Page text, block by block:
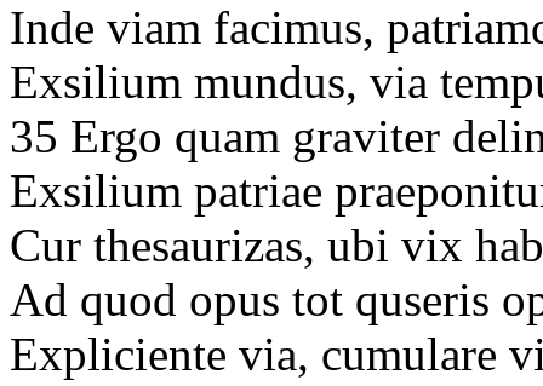
Inde viam facimus,
Exsilium mundus, via
35 Ergo quam graviter
Exsilium patriae
Cur thesaurizas, ubi vix
Ad quod opus tot quseris
Expliciente via, cumulare